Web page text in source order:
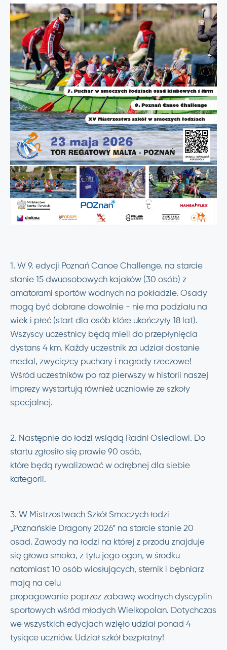
1. W 9. edycji Poznań Canoe Challenge. na starcie
stanie 15 dwuosobowych kajaków (30 osób) z
amatorami sportów wodnych na pokładzie. Osady
mogą być dobrane dowolnie - nie ma podziału na
wiek i płeć (start dla osób które ukończyły 18 lat).
Wszyscy uczestnicy będą mieli do przepłynięcia
dystans 4 km. Każdy uczestnik za udział dostanie
medal, zwycięzcy puchary i nagrody rzeczowe!
Wśród uczestników po raz pierwszy w historii naszej
imprezy wystartują również uczniowie ze szkoły
specjalnej.
2. Następnie do łodzi wsiądą Radni Osiedlowi. Do
startu zgłosiło się prawie 90 osób,
które będą rywalizować w odrębnej dla siebie
kategorii.
3. W Mistrzostwach Szkół Smoczych łodzi
„Poznańskie Dragony 2026” na starcie stanie 20
osad. Zawody na łodzi na której z przodu znajduje
się głowa smoka, z tyłu jego ogon, w środku
natomiast 10 osób wiosłujących, sternik i bębniarz
mają na celu
propagowanie poprzez zabawę wodnych dyscyplin
sportowych wśród młodych Wielkopolan. Dotychczas
we wszystkich edycjach wzięło udział ponad 4
tysiące uczniów. Udział szkół bezpłatny!